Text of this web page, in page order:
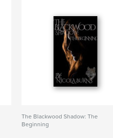
The Blackwood Shadow: The
Beginning